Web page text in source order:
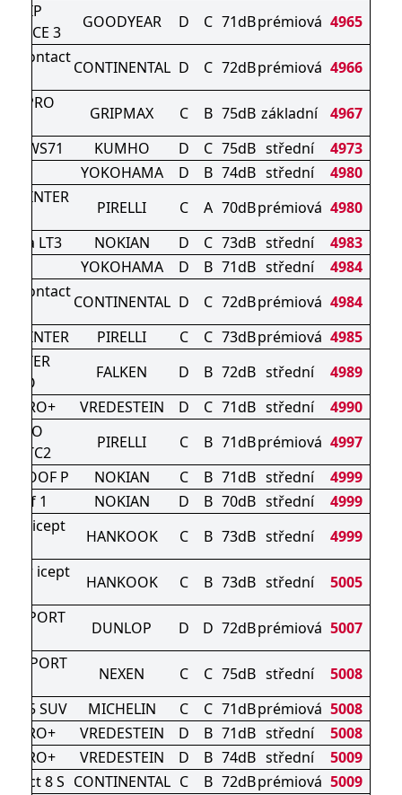
3
GOODYEAR D C 71dBprémiová 4965
CONTINENTAL D C 72dBprémiová 4966
PRO
GRIPMAX C B 75dB základní
4967
WS71
KUMHO D C 75dB střední
4973
YOKOHAMA D B 74dB střední
4980
WINTER
PIRELLI C A 70dBprémiová 4980
LT3
NOKIAN D C 73dB střední
4983
YOKOHAMA D B 71dB střední
4984
CONTINENTAL D C 72dBprémiová 4984
WINTER
PIRELLI C C 73dBprémiová 4985
FALKEN D B 72dB střední
4989
PRO+
VREDESTEIN D C 71dB střední
4990
WTC2
PIRELLI C B 71dBprémiová 4997
P
NOKIAN C B 71dB střední
4999
1
NOKIAN D B 70dB střední
4999
icept
HANKOOK C B 73dB střední
4999
icept
HANKOOK C B 73dB střední
5005
SPORT
DUNLOP D D 72dBprémiová 5007
SPORT
NEXEN C C 75dB střední
5008
5 SUV
MICHELIN C C 71dBprémiová 5008
PRO+
VREDESTEIN D B 71dB střední
5008
PRO+
VREDESTEIN D B 74dB střední
5009
8 S CONTINENTAL C B 72dBprémiová 5009